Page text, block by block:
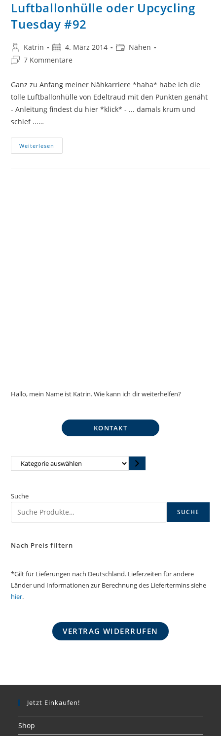
Luftballonhülle oder Upcycling
Tuesday #92
Beitrags-
Autor:
Katrin
Beitrag
veröffentlicht:
4. März 2014
Beitrags-
Nähen
Beitrags-
7 Kommentare
Ganz zu Anfang meiner Nähkarriere *haha* habe ich die
tolle Luftballonhülle von Edeltraud mit den Punkten genäht
- Anleitung findest du hier *klick* - ... damals krum und
schief ...…
Weiterlesen
Oder
Hallo, mein Name ist Katrin. Wie kann ich dir weiterhelfen?
KONTAKT
Kategorie
Suche
SUCHE
Nach Preis filtern
*Gilt für Lieferungen nach Deutschland. Lieferzeiten für andere
Länder und Informationen zur Berechnung des Liefertermins siehe
hier.
VERTRAG WIDERRUFEN
Jetzt Einkaufen!
Shop